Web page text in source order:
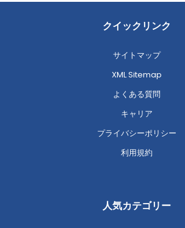
クイックリンク
サイトマップ
XML Sitemap
よくある質問
キャリア
プライバシーポリシー
利用規約
人気カテゴリー